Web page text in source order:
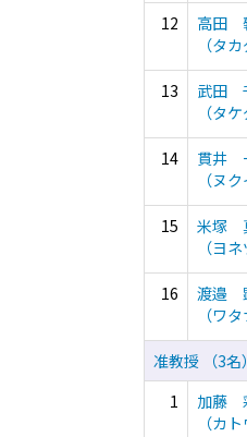
12
高田
（タ
13
武田
（タ
14
貫井
（ヌ
15
米塚
（ヨ
16
渡邉
（ワ
准教授 （3名）
1
加藤
（カ